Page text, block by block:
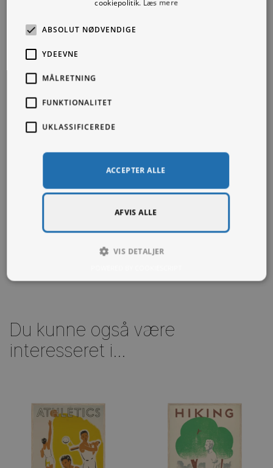
fællesskab og glæde ved udendørsaktiviteter.
SE ALLE
Du kunne også være
interesseret i...
cookiepolitik. Læs mere
ABSOLUT NØDVENDIGE
YDEEVNE
MÅLRETNING
FUNKTIONALITET
UKLASSIFICEREDE
ACCEPTER ALLE
AFVIS ALLE
VIS DETALJER